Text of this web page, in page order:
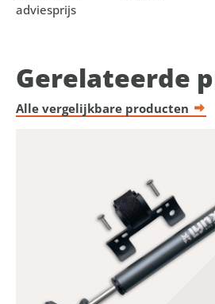
adviesprijs
Gerelateerde
Alle vergelijkbare producten